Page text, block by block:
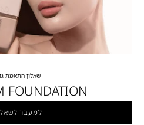
שאלון התאמת
FOUNDATION
למעבר